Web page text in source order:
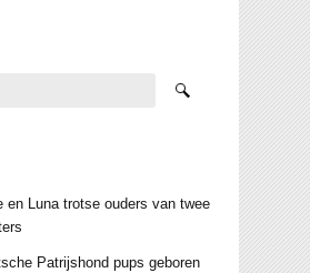
en Luna trotse ouders van twee
Patrijshond pups geboren